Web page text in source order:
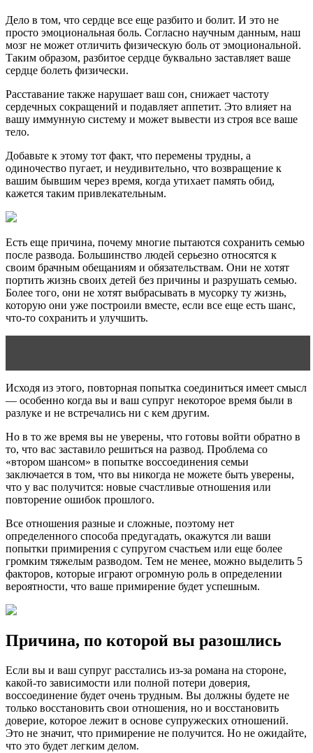
Дело в том, что сердце все еще разбито и болит. И это не
просто эмоциональная боль. Согласно научным данным, наш
мозг не может отличить физическую боль от эмоциональной.
Таким образом, разбитое сердце буквально заставляет ваше
сердце болеть физически.
Расставание также нарушает ваш сон, снижает частоту
сердечных сокращений и подавляет аппетит. Это влияет на
вашу иммунную систему и может вывести из строя все ваше
тело.
Добавьте к этому тот факт, что перемены трудны, а
одиночество пугает, и неудивительно, что возвращение к
вашим бывшим через время, когда утихает память обид,
кажется таким привлекательным.
Есть еще причина, почему многие пытаются сохранить семью
после развода. Большинство людей серьезно относятся к
своим брачным обещаниям и обязательствам. Они не хотят
портить жизнь своих детей без причины и разрушать семью.
Более того, они не хотят выбрасывать в мусорку ту жизнь,
которую они уже построили вместе, если все еще есть шанс,
что-то сохранить и улучшить.
Исходя из этого, повторная попытка соединиться имеет смысл
— особенно когда вы и ваш супруг некоторое время были в
разлуке и не встречались ни с кем другим.
Но в то же время вы не уверены, что готовы войти обратно в
то, что вас заставило решиться на развод. Проблема со
«втором шансом» в попытке воссоединения семьи
заключается в том, что вы никогда не можете быть уверены,
что у вас получится: новые счастливые отношения или
повторение ошибок прошлого.
Все отношения разные и сложные, поэтому нет
определенного способа предугадать, окажутся ли ваши
попытки примирения с супругом счастьем или еще более
громким тяжелым разводом. Тем не менее, можно выделить 5
факторов, которые играют огромную роль в определении
вероятности, что ваше примирение будет успешным.
Причина, по которой вы разошлись
Если вы и ваш супруг расстались из-за романа на стороне,
какой-то зависимости или полной потери доверия,
воссоединение будет очень трудным. Вы должны будете не
только восстановить свои отношения, но и восстановить
доверие, которое лежит в основе супружеских отношений.
Это не значит, что примирение не получится. Но не ожидайте,
что это будет легким делом.